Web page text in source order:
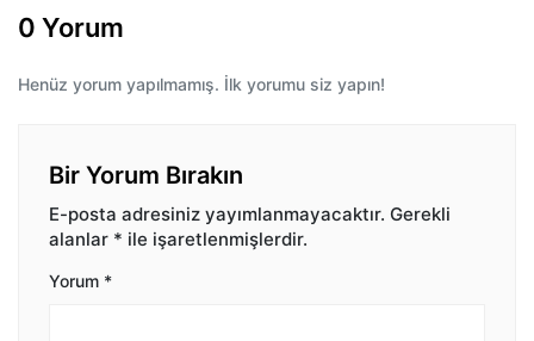
0 Yorum
Henüz yorum yapılmamış. İlk yorumu siz yapın!
Bir Yorum Bırakın
E-posta adresiniz yayımlanmayacaktır. Gerekli
alanlar * ile işaretlenmişlerdir.
Yorum *